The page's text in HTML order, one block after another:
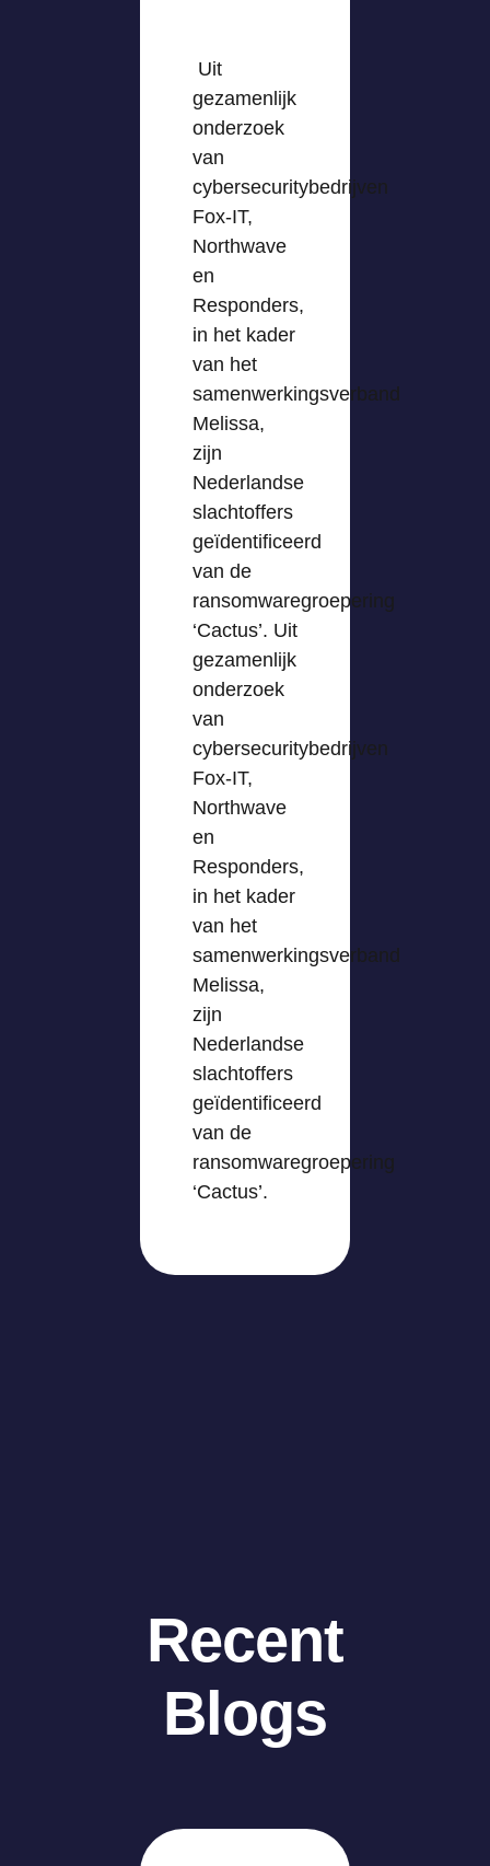
Uit
gezamenlijk
onderzoek
van
cybersecuritybedrijven
Fox-IT,
Northwave
en
Responders,
in het kader
van het
samenwerkingsverband
Melissa,
zijn
Nederlandse
slachtoffers
geïdentificeerd
van de
ransomwaregroepering
‘Cactus’. Uit
gezamenlijk
onderzoek
van
cybersecuritybedrijven
Fox-IT,
Northwave
en
Responders,
in het kader
van het
samenwerkingsverband
Melissa,
zijn
Nederlandse
slachtoffers
geïdentificeerd
van de
ransomwaregroepering
‘Cactus’.
Recent
Blogs